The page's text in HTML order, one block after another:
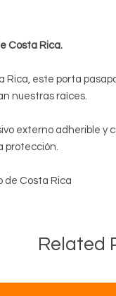
Costa Rica.
Rica, este porta
nuestras raíces.
externo adherible y
protección.
de Costa Rica
Related